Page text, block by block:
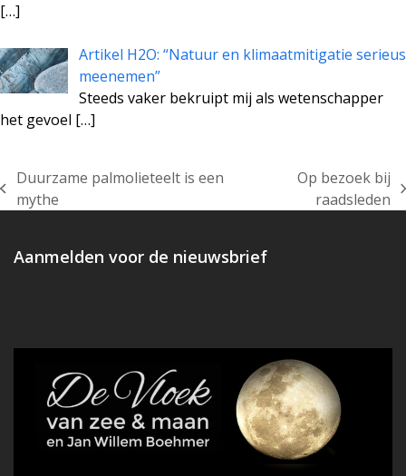
[…]
Artikel H2O: “Natuur en klimaatmitigatie serieus
meenemen”
Steeds vaker bekruipt mij als wetenschapper
het gevoel […]
previous
Duurzame palmolieteelt is een
mythe
Op bezoek bij
raadsleden
Aanmelden voor de nieuwsbrief